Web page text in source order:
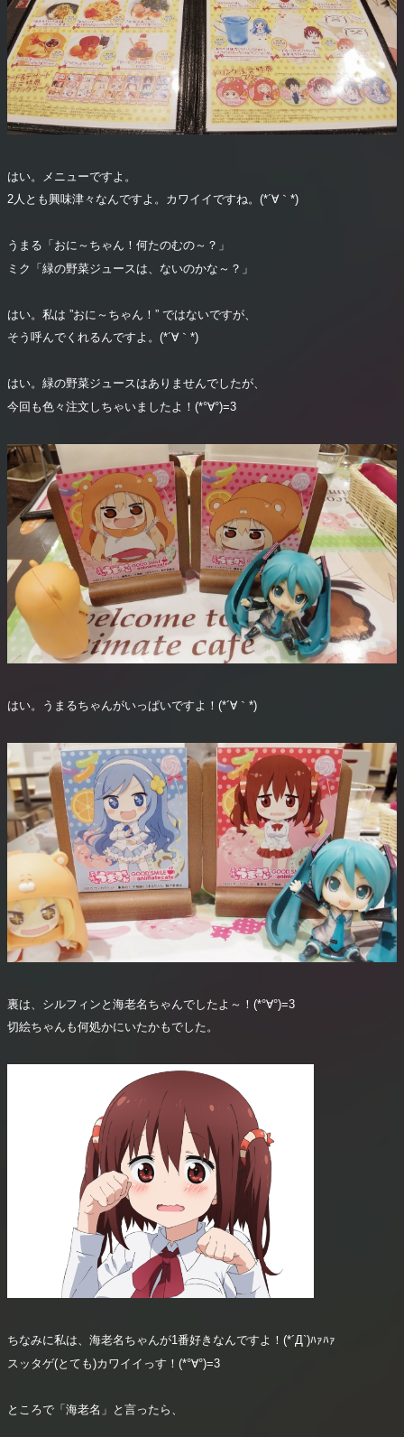
はい。メニューですよ。
2人とも興味津々なんですよ。カワイイですね。(*´∀｀*)
うまる「おに～ちゃん！何たのむの～？」
ミク「緑の野菜ジュースは、ないのかな～？」
はい。私は ”おに～ちゃん！” ではないですが、
そう呼んでくれるんですよ。(*´∀｀*)
はい。緑の野菜ジュースはありませんでしたが、
今回も色々注文しちゃいましたよ！(*°∀°)=3
はい。うまるちゃんがいっぱいですよ！(*´∀｀*)
裏は、シルフィンと海老名ちゃんでしたよ～！(*°∀°)=3
切絵ちゃんも何処かにいたかもでした。
ちなみに私は、海老名ちゃんが1番好きなんですよ！(*´Д`)ﾊｧﾊｧ
スッタゲ(とても)カワイイっす！(*°∀°)=3
ところで「海老名」と言ったら、